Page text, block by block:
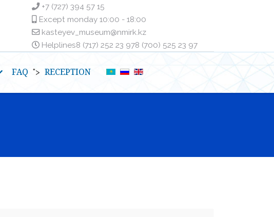
+7 (727) 394 57 15
Except monday 10:00 - 18:00
kasteyev_museum@nmirk.kz
Helplinesㅤ8 (717) 252 23 97ㅤㅤ8 (700) 525 23 97
FAQ "> RECEPTION